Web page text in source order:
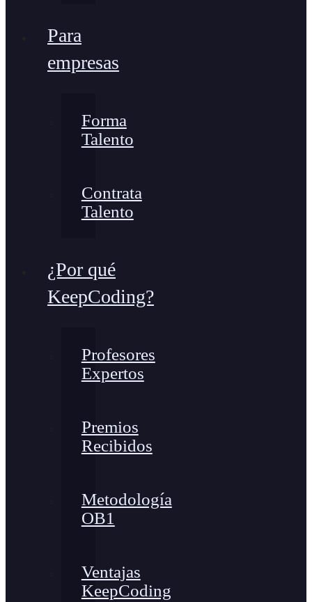
Para
empresas
Forma
Talento
Contrata
Talento
¿Por qué
KeepCoding?
Profesores
Expertos
Premios
Recibidos
Metodología
OB1
Ventajas
KeepCoding